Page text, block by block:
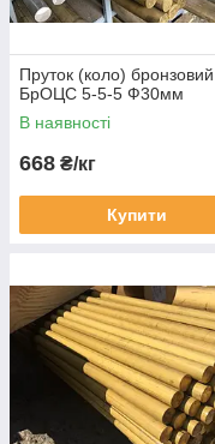
Пруток (коло) бронзовий
БрОЦС 5-5-5 Ф30мм
В наявності
668 ₴/кг
Купити